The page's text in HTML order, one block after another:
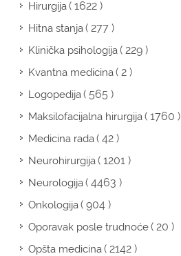
Hirurgija( 1622 )
Hitna stanja( 277 )
Klinička psihologija( 229 )
Kvantna medicina( 2 )
Logopedija( 565 )
Maksilofacijalna hirurgija( 1760 )
Medicina rada( 42 )
Neurohirurgija( 1201 )
Neurologija( 4463 )
Onkologija( 904 )
Oporavak posle trudnoće( 20 )
Opšta medicina( 2142 )